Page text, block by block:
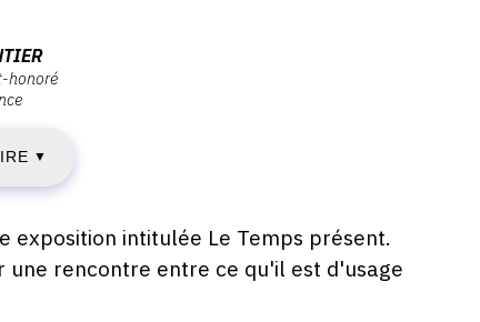
honoré
▼
exposition intitulée Le Temps présent.
rencontre entre ce qu'il est d'usage